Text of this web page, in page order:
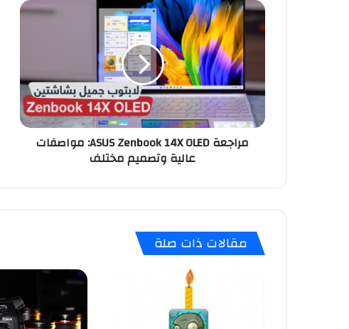
مراجعة
ASUS
Zenbook
OLED:
مواصفات
عالية
وتصميم
مختلف
مراجعة ASUS Zenbook 14X OLED: مواصفات
عالية وتصميم مختلف
مقالات ذات صلة